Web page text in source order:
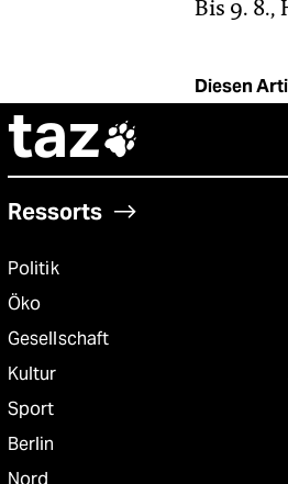
Bis 9. 8.,
Diesen
taz
Ressorts
Politik
Öko
Gesellschaft
Kultur
Sport
Berlin
Nord